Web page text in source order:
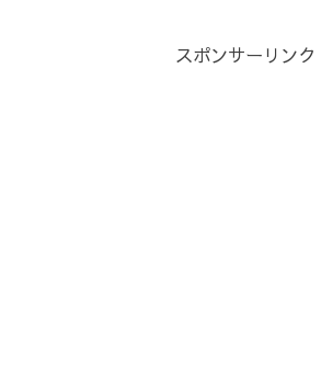
スポンサーリンク